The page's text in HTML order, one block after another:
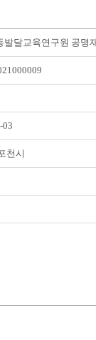
발달교육연구원 공명
03
천시